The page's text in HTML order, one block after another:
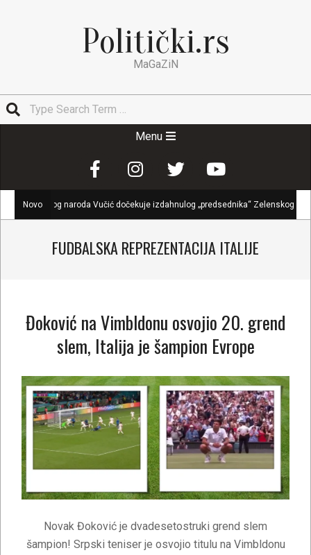
Politički.rs
MaGaZiN
Menu
Novo
naroda Vučić dočekuje izdahnulog „predsednika“ Zelenskog u Beogradu
FUDBALSKA REPREZENTACIJA ITALIJE
Đoković na Vimbldonu osvojio 20. grend
slem, Italija je šampion Evrope
07-
12
Novak Đoković je dvadesetostruki grend slem
šampion! Srpski teniser je osvojio titulu na Vimbldonu